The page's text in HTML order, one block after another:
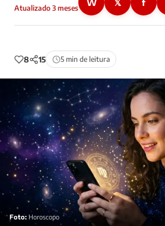
Atualizado 3 meses
W 𝕏 f
8 15 5 min de leitura
Foto: Horoscopo